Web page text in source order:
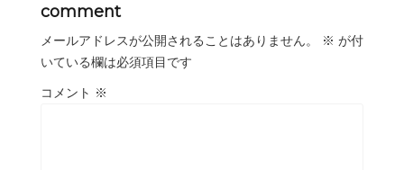
comment
メールアドレスが公開されることはありません。 ※ が付
いている欄は必須項目です
コメント ※